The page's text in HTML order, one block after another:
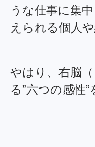
うな仕事に集
えられる個人
やはり、右脳
る”六つの感性